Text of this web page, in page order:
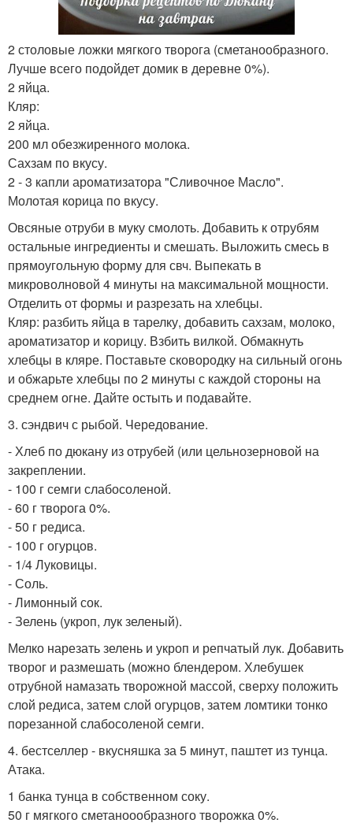
2 столовые ложки мягкого творога (сметанообразного.
Лучше всего подойдет домик в деревне 0%).
2 яйца.
Кляр:
2 яйца.
200 мл обезжиренного молока.
Сахзам по вкусу.
2 - 3 капли ароматизатора "Сливочное Масло".
Молотая корица по вкусу.
Овсяные отруби в муку смолоть. Добавить к отрубям
остальные ингредиенты и смешать. Выложить смесь в
прямоугольную форму для свч. Выпекать в
микроволновой 4 минуты на максимальной мощности.
Отделить от формы и разрезать на хлебцы.
Кляр: разбить яйца в тарелку, добавить сахзам, молоко,
ароматизатор и корицу. Взбить вилкой. Обмакнуть
хлебцы в кляре. Поставьте сковородку на сильный огонь
и обжарьте хлебцы по 2 минуты с каждой стороны на
среднем огне. Дайте остыть и подавайте.
3. сэндвич с рыбой. Чередование.
- Хлеб по дюкану из отрубей (или цельнозерновой на
закреплении.
- 100 г семги слабосоленой.
- 60 г творога 0%.
- 50 г редиса.
- 100 г огурцов.
- 1/4 Луковицы.
- Соль.
- Лимонный сок.
- Зелень (укроп, лук зеленый).
Мелко нарезать зелень и укроп и репчатый лук. Добавить
творог и размешать (можно блендером. Хлебушек
отрубной намазать творожной массой, сверху положить
слой редиса, затем слой огурцов, затем ломтики тонко
порезанной слабосоленой семги.
4. бестселлер - вкусняшка за 5 минут, паштет из тунца.
Атака.
1 банка тунца в собственном соку.
50 г мягкого сметаноообразного творожка 0%.